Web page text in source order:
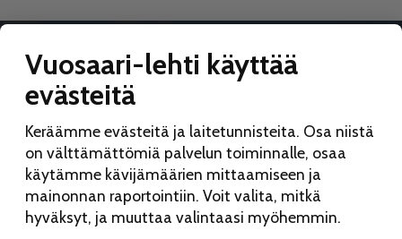
VUOSAARI-LEHTI
Toimitus:
Vuosaari-lehti
Merikorttikuja 6 E
00960 Helsinki
Puh:
050 462 9702
Vuosaari-lehti käyttää
evästeitä
Keräämme evästeitä ja laitetunnisteita. Osa niistä
on välttämättömiä palvelun toiminnalle, osaa
käytämme kävijämäärien mittaamiseen ja
mainonnan raportointiin. Voit valita, mitkä
hyväksyt, ja muuttaa valintaasi myöhemmin.